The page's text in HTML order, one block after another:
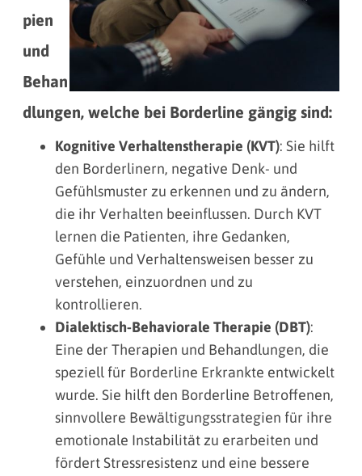
pien
und
Behan
dlungen, welche bei Borderline gängig sind:
Kognitive Verhaltenstherapie (KVT): Sie hilft
den Borderlinern, negative Denk- und
Gefühlsmuster zu erkennen und zu ändern,
die ihr Verhalten beeinflussen. Durch KVT
lernen die Patienten, ihre Gedanken,
Gefühle und Verhaltensweisen besser zu
verstehen, einzuordnen und zu
kontrollieren.
Dialektisch-Behaviorale Therapie (DBT):
Eine der Therapien und Behandlungen, die
speziell für Borderline Erkrankte entwickelt
wurde. Sie hilft den Borderline Betroffenen,
sinnvollere Bewältigungsstrategien für ihre
emotionale Instabilität zu erarbeiten und
fördert Stressresistenz und eine bessere